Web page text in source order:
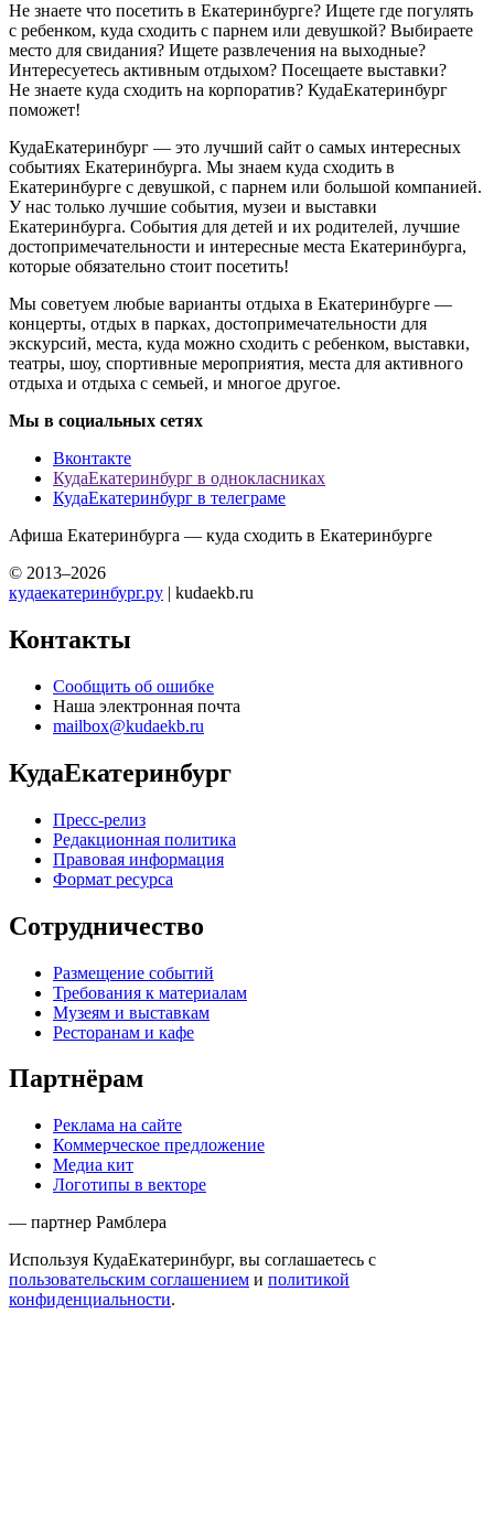
Не знаете что посетить в Екатеринбурге? Ищете где погулять
с ребенком, куда сходить с парнем или девушкой? Выбираете
место для свидания? Ищете развлечения на выходные?
Интересуетесь активным отдыхом? Посещаете выставки?
Не знаете куда сходить на корпоратив? КудаЕкатеринбург
поможет!
КудаЕкатеринбург — это лучший сайт о самых интересных
событиях Екатеринбурга. Мы знаем куда сходить в
Екатеринбурге с девушкой, с парнем или большой компанией.
У нас только лучшие события, музеи и выставки
Екатеринбурга. События для детей и их родителей, лучшие
достопримечательности и интересные места Екатеринбурга,
которые обязательно стоит посетить!
Мы советуем любые варианты отдыха в Екатеринбурге —
концерты, отдых в парках, достопримечательности для
экскурсий, места, куда можно сходить с ребенком, выставки,
театры, шоу, спортивные мероприятия, места для активного
отдыха и отдыха с семьей, и многое другое.
Мы в социальных сетях
Вконтакте
КудаЕкатеринбург в однокласниках
КудаЕкатеринбург в телеграме
Афиша Екатеринбурга — куда сходить в Екатеринбурге
© 2013–2026
кудаекатеринбург.ру | kudaekb.ru
Контакты
Сообщить об ошибке
Наша электронная почта
mailbox@kudaekb.ru
КудаЕкатеринбург
Пресс-релиз
Редакционная политика
Правовая информация
Формат ресурса
Сотрудничество
Размещение событий
Требования к материалам
Музеям и выставкам
Ресторанам и кафе
Партнёрам
Реклама на сайте
Коммерческое предложение
Медиа кит
Логотипы в векторе
— партнер Рамблера
Используя КудаЕкатеринбург, вы соглашаетесь с
пользовательским соглашением и политикой
конфиденциальности.